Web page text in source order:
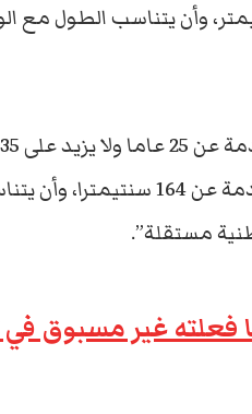
الطلب، وألا يقل طول المتقدم عن 170 سنتيمتر، وأن
الهوية الوطنية وقت تقديم الطلب، وألا يقل طول
مستقلة”.
فعلته غير مسبوق في